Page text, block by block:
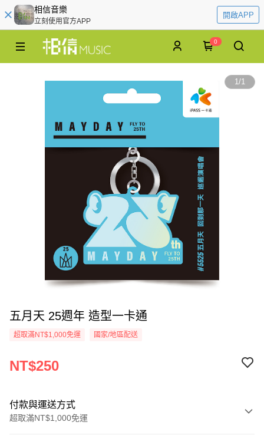
相信音樂
立刻使用官方APP
開啟APP
0
1/1
五月天 25週年 造型一卡通
超取滿NT$1,000免運 國家/地區配送
NT$250
付款與運送方式
超取滿NT$1,000免運